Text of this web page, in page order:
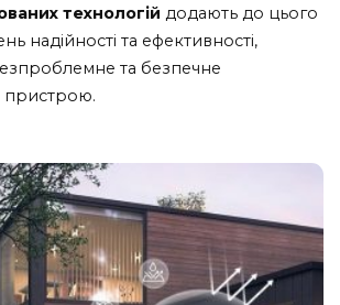
технологій додають до цього
надійності та ефективності,
та безпечне
пристрою.